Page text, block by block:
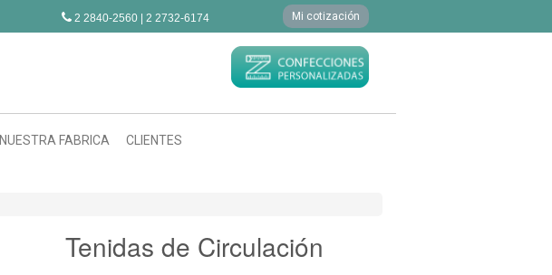
2 2840-2560 | 2 2732-6174 Mi cotización
NUESTRA FABRICA CLIENTES
Tenidas de Circulación